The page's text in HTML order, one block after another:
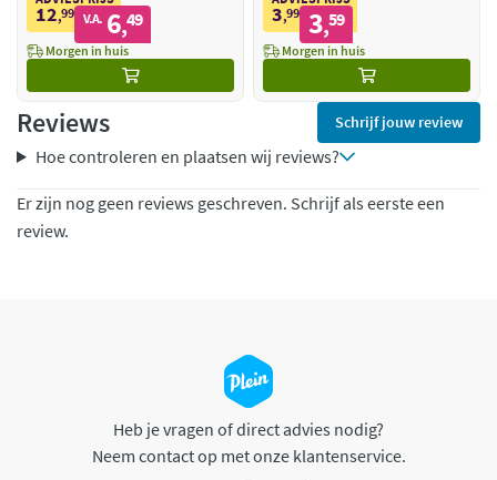
12,99 V.A. 6,49
Morgen in huis
3,99 3,59
Morgen in huis
Reviews Schrijf jouw review
Hoe controleren en plaatsen wij reviews?
Er zijn nog geen reviews geschreven. Schrijf als eerste een
review.
Heb je vragen of direct advies nodig?
Neem contact op met onze klantenservice.